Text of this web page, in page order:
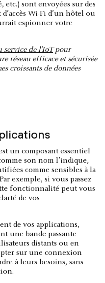
etc.) sont envoyées sur des
Wi-Fi d’un hôtel ou
espionner votre
service de l’IoTpour
réseau efficace et sécurisée
croissants de données
un composant essentiel
son nom l’indique,
comme sensibles à la
exemple, si vous passez
fonctionnalité peut vous
de vos
de vos applications,
une bande passante
distants ou en
sur une connexion
à leurs besoins, sans